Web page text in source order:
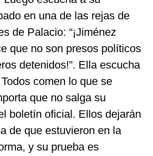
en una de las rejas de
de Palacio: “¡Jiménez
que no son presos políticos
detenidos!”. Ella escucha
comen lo que se
que no salga su
boletín oficial. Ellos dejarán
de que estuvieron en la
y su prueba es